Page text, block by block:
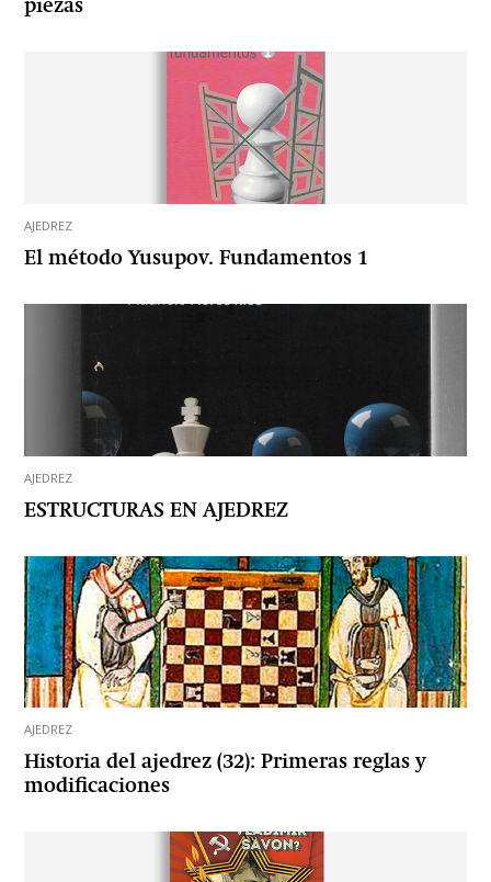
piezas
AJEDREZ
El método Yusupov. Fundamentos 1
AJEDREZ
ESTRUCTURAS EN AJEDREZ
AJEDREZ
Historia del ajedrez (32): Primeras reglas y
modificaciones